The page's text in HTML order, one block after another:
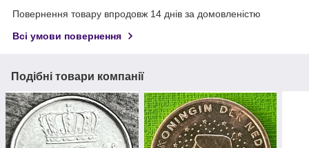
Повернення товару впродовж 14 днів за домовленістю
Всі умови повернення
Подібні товари компанії